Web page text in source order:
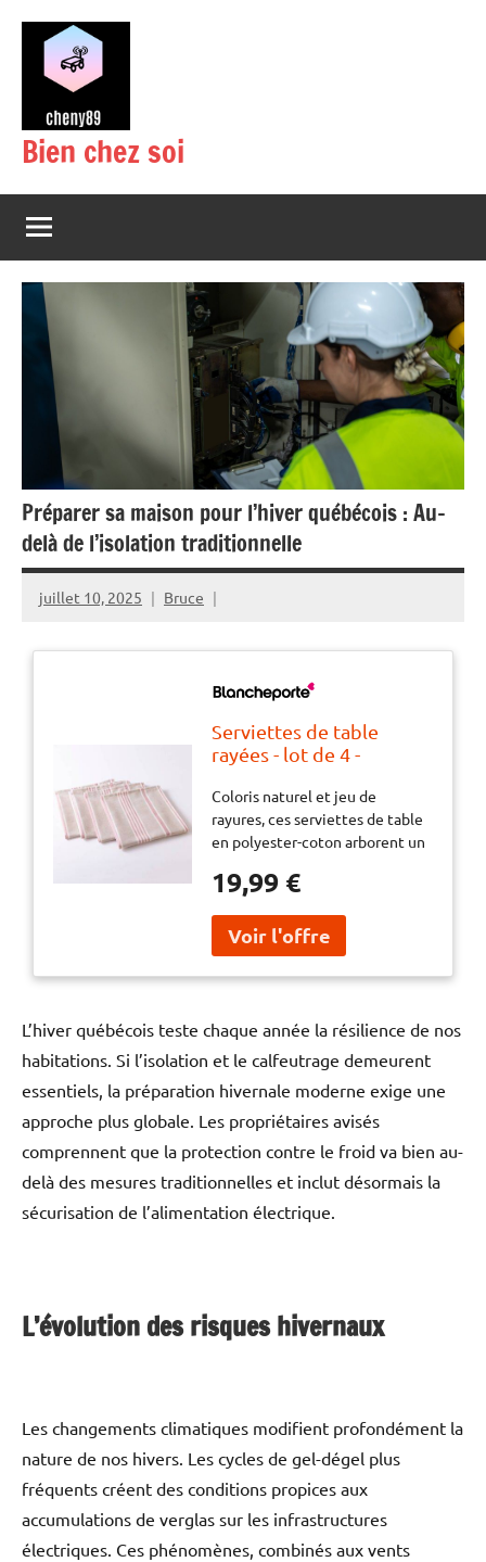
contenu
Bien chez soi
Préparer sa maison pour l’hiver québécois : Au-
delà de l’isolation traditionnelle
juillet 10, 2025 Bruce
Serviettes de table
rayées - lot de 4 -
naturel et jeu de rayures,
ces serviettes de table
en polyester-coton
arborent un style maison
de campagne très actuel.
Au charme traditionnel
et à l'entretien facile,
sans repassage, elles
seron
Coloris naturel et jeu de
rayures, ces serviettes de table
en polyester-coton arborent un
actuel. Au charme traditionnel
repassage, elles seront de tous
les repas !
19,99 €
L’hiver québécois teste chaque année la résilience de nos
habitations. Si l’isolation et le calfeutrage demeurent
essentiels, la préparation hivernale moderne exige une
approche plus globale. Les propriétaires avisés
comprennent que la protection contre le froid va bien au-
delà des mesures traditionnelles et inclut désormais la
sécurisation de l’alimentation électrique.
L’évolution des risques hivernaux
Les changements climatiques modifient profondément la
nature de nos hivers. Les cycles de gel-dégel plus
fréquents créent des conditions propices aux
accumulations de verglas sur les infrastructures
électriques. Ces phénomènes, combinés aux vents